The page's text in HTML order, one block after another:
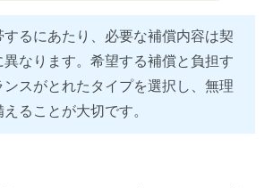
るにあたり、必要な補償内容は契
なります。希望する補償と負担す
ンスがとれたタイプを選択し、無理
ることが大切です。